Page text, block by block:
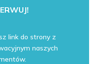
link do strony z
naszych